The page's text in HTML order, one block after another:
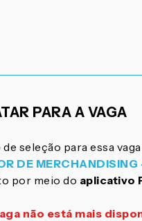
PARA A VAGA
seleção para essa
DE MERCHANDISING
por meio do aplicativo
não está mais